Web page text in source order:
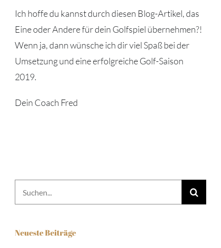
Ich hoffe du kannst durch diesen Blog-Artikel, das
Eine oder Andere für dein Golfspiel übernehmen?!
Wenn ja, dann wünsche ich dir viel Spaß bei der
Umsetzung und eine erfolgreiche Golf-Saison
2019.
Dein Coach Fred
nach:
Neueste Beiträge